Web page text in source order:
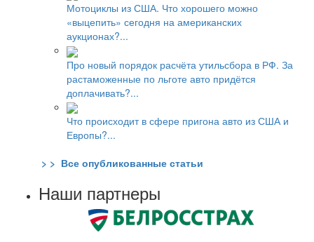
Мотоциклы из США. Что хорошего можно
«выцепить» сегодня на американских
аукционах?...
Про новый порядок расчёта утильсбора в РФ. За
растаможенные по льготе авто придётся
доплачивать?...
Что происходит в сфере пригона авто из США и
Европы?...
> > Все опубликованные статьи
Наши партнеры